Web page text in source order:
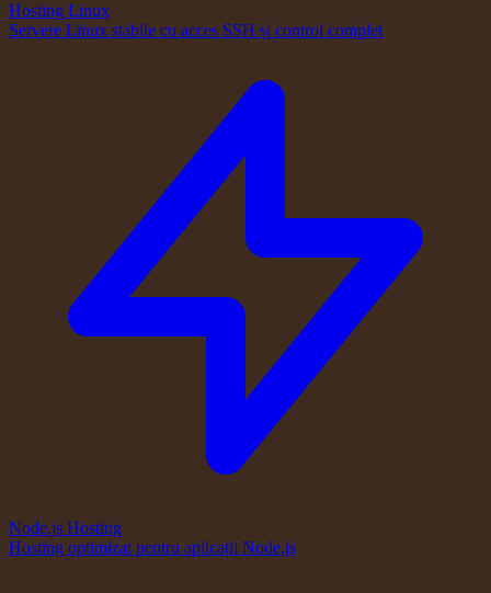
Hosting Linux
Servere Linux stabile cu acces SSH și control complet
Node.js Hosting
Hosting optimizat pentru aplicații Node.js